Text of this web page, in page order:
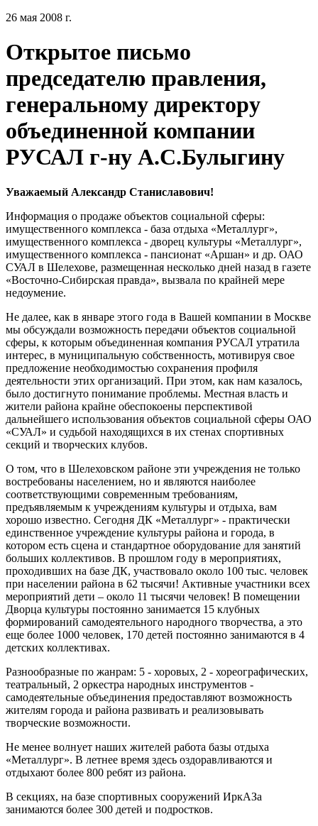
26 мая 2008 г.
Открытое письмо
председателю правления,
генеральному директору
объединенной компании
РУСАЛ г-ну А.С.Булыгину
Уважаемый Александр Станиславович!
Информация о продаже объектов социальной сферы:
имущественного комплекса - база отдыха «Металлург»,
имущественного комплекса - дворец культуры «Металлург»,
имущественного комплекса - пансионат «Аршан» и др. ОАО
СУАЛ в Шелехове, размещенная несколько дней назад в газете
«Восточно-Сибирская правда», вызвала по крайней мере
недоумение.
Не далее, как в январе этого года в Вашей компании в Москве
мы обсуждали возможность передачи объектов социальной
сферы, к которым объединенная компания РУСАЛ утратила
интерес, в муниципальную собственность, мотивируя свое
предложение необходимостью сохранения профиля
деятельности этих организаций. При этом, как нам казалось,
было достигнуто понимание проблемы. Местная власть и
жители района крайне обеспокоены перспективой
дальнейшего использования объектов социальной сферы ОАО
«СУАЛ» и судьбой находящихся в их стенах спортивных
секций и творческих клубов.
О том, что в Шелеховском районе эти учреждения не только
востребованы населением, но и являются наиболее
соответствующими современным требованиям,
предъявляемым к учреждениям культуры и отдыха, вам
хорошо известно. Сегодня ДК «Металлург» - практически
единственное учреждение культуры района и города, в
котором есть сцена и стандартное оборудование для занятий
больших коллективов. В прошлом году в мероприятиях,
проходивших на базе ДК, участвовало около 100 тыс. человек
при населении района в 62 тысячи! Активные участники всех
мероприятий дети – около 11 тысячи человек! В помещении
Дворца культуры постоянно занимается 15 клубных
формирований самодеятельного народного творчества, а это
еще более 1000 человек, 170 детей постоянно занимаются в 4
детских коллективах.
Разнообразные по жанрам: 5 - хоровых, 2 - хореографических,
театральный, 2 оркестра народных инструментов -
самодеятельные объединения предоставляют возможность
жителям города и района развивать и реализовывать
творческие возможности.
Не менее волнует наших жителей работа базы отдыха
«Металлург». В летнее время здесь оздоравливаются и
отдыхают более 800 ребят из района.
В секциях, на базе спортивных сооружений ИркАЗа
занимаются более 300 детей и подростков.